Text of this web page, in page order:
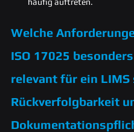
Welche
ISO 17025 besonders
relevant für ein LIMS
Rückverfolgbarkeit